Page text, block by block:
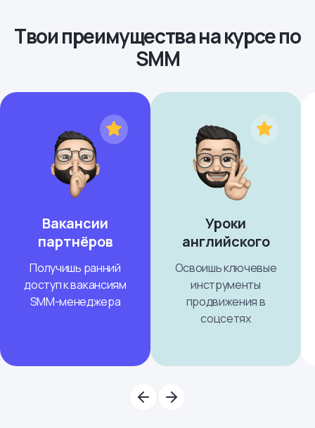
Твои преимущества на курсе по
SMM
Вакансии
партнёров
Получишь ранний
доступ к вакансиям
SMM-менеджера
Уроки
английского
Освоишь ключевые
инструменты
продвижения в
соцсетях